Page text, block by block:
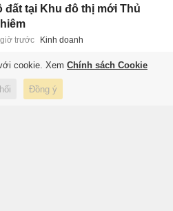
đất tại Khu đô thị mới Thủ
trước Kinh doanh
bị phạt 1,36 tỷ đồng do vi
bảo vệ quyền lợi người
cookie. Xem Chính sách Cookie
Đồng ý